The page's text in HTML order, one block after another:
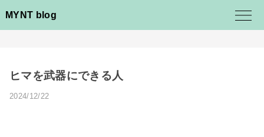
MYNT blog
ヒマを武器にできる人
2024/12/22